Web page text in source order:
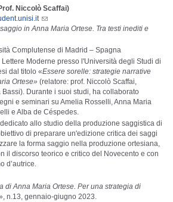
Niccolò Scaffai)
in Anna Maria Ortese. Tra testi inediti e
Complutense di Madrid – Spagna
Moderne presso l'Università degli Studi di
dal titolo «Essere sorelle: strategie narrative
Ortese» (relatore: prof. Niccolò Scaffai,
Durante i suoi studi, ha collaborato
e seminari su Amelia Rosselli, Anna Maria
e Alba de Céspedes.
dedicato allo studio della produzione saggistica di
di preparare un'edizione critica dei saggi
la forma saggio nella produzione ortesiana,
il discorso teorico e critico del Novecento e con
d’autrice.
di Anna Maria Ortese. Per una strategia di
n.13, gennaio-giugno 2023.